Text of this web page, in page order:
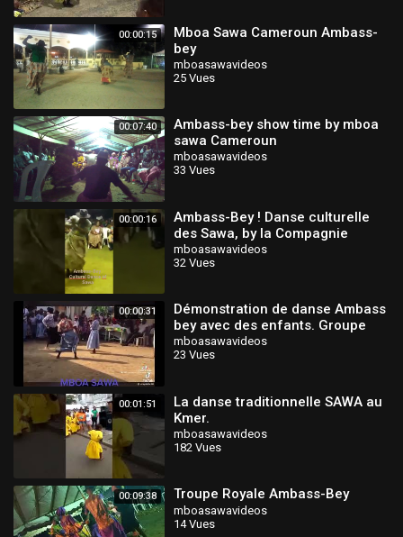
00:00:15
Mboa Sawa Cameroun Ambass-
bey
mboasawavideos
25 Vues
00:07:40
Ambass-bey show time by mboa
sawa Cameroun
mboasawavideos
33 Vues
00:00:16
Ambass-Bey ! Danse culturelle
des Sawa, by la Compagnie
Culturelle Mak'Art & Culture 😍
mboasawavideos
32 Vues
00:00:31
Démonstration de danse Ambass
bey avec des enfants. Groupe
Mboa Sawa kamerun
mboasawavideos
23 Vues
00:01:51
La danse traditionnelle SAWA au
Kmer.
mboasawavideos
182 Vues
00:09:38 Troupe Royale Ambass-Bey
mboasawavideos
14 Vues